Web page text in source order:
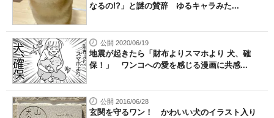
なるの!?」と謎の賛辞 ゆるキャラみた...
公開 2020/06/19
地震が起きたら「財布よりスマホより 犬、確
保！」 ワンコへの愛を感じる漫画に共感...
公開 2016/06/28
玄関を守るワン！ かわいい犬のイラスト入り